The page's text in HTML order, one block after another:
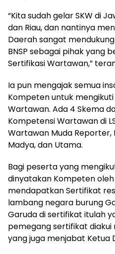
“Kita sudah gelar SKW di
dan Riau, dan nantinya
Daerah sangat
BNSP sebagai pihak yang
Sertifikasi Wartawan,”
Ia pun mengajak semua
Kompeten untuk
Wartawan. Ada 4 Skema
Kompetensi Wartawan di
Wartawan Muda Reporter,
Madya, dan Utama.
Bagi peserta yang
dinyatakan Kompeten
mendapatkan Sertifikat
lambang negara burung
Garuda di sertifikat itulah
pemegang sertifikat diakui
yang juga menjabat Ketua